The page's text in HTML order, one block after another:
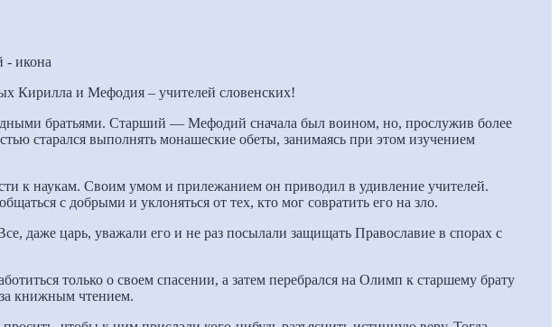
Кирилла и Мефодия – учителей словенских!
братьями. Старший — Мефодий сначала был воином, но, прослужив более
старался выполнять монашеские обеты, занимаясь при этом изучением
к наукам. Своим умом и прилежанием он приводил в удивление учителей.
с добрыми и уклоняться от тех, кто мог совратить его на зло.
даже царь, уважали его и не раз посылали защищать Православие в спорах с
только о своем спасении, а затем перебрался на Олимп к старшему брату
книжным чтением.